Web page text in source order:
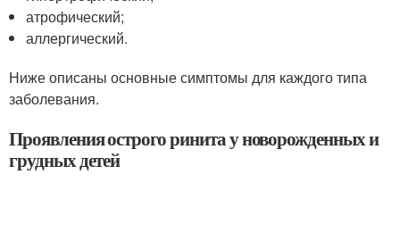
атрофический;
аллергический.
Ниже описаны основные симптомы для каждого типа
заболевания.
Проявления острого ринита у новорожденных и
грудных детей